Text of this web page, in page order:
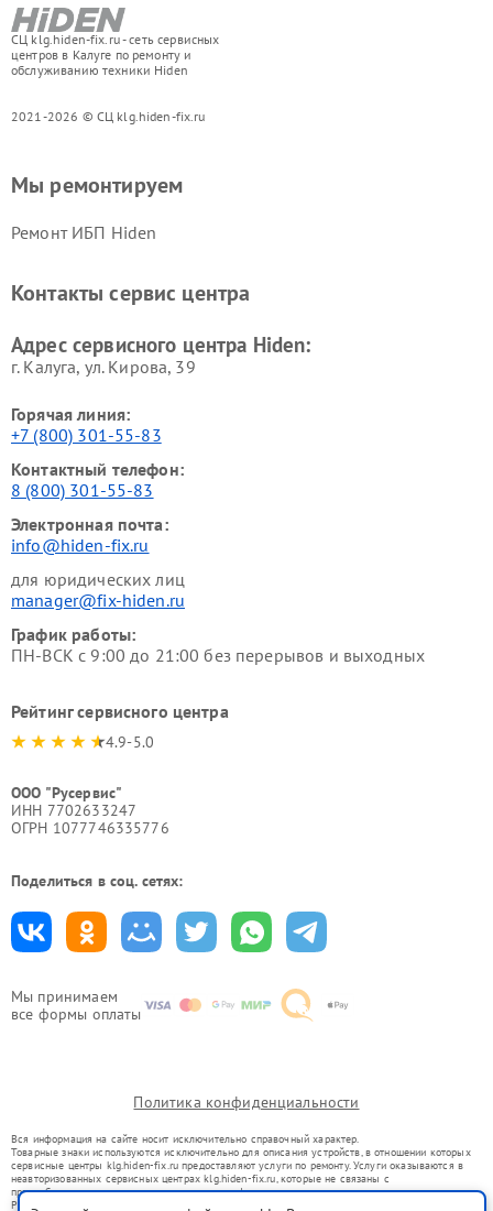
СЦ klg.hiden-fix.ru - сеть сервисных
центров в Калуге по ремонту и
обслуживанию техники Hiden
2021-2026 © СЦ klg.hiden-fix.ru
Мы принимаем
все формы оплаты
Мы ремонтируем
Ремонт ИБП Hiden
Контакты сервис центра
Адрес сервисного центра Hiden:
г. Калуга, ул. Кирова, 39
Горячая линия:
+7 (800) 301-55-83
Контактный телефон:
8 (800) 301-55-83
Электронная почта:
info@hiden-fix.ru
для юридических лиц
manager@fix-hiden.ru
График работы:
ПН-ВСК с 9:00 до 21:00 без перерывов и выходных
Рейтинг сервисного центра
4.9-5.0
ООО "Русервис"
ИНН 7702633247
ОГРН 1077746335776
Поделиться в соц. сетях:
Политика конфиденциальности
Вся информация на сайте носит исключительно справочный характер.
Товарные знаки используются исключительно для описания устройств, в отношении которых
сервисные центры klg.hiden-fix.ru предоставляют услуги по ремонту. Услуги оказываются в
неавторизованных сервисных центрах klg.hiden-fix.ru, которые не связаны с
правообладателями товарных знаков или их официальными представителями.
Ремонт осуществляется для устройств, уже введенных в гражданский оборот в соответствии